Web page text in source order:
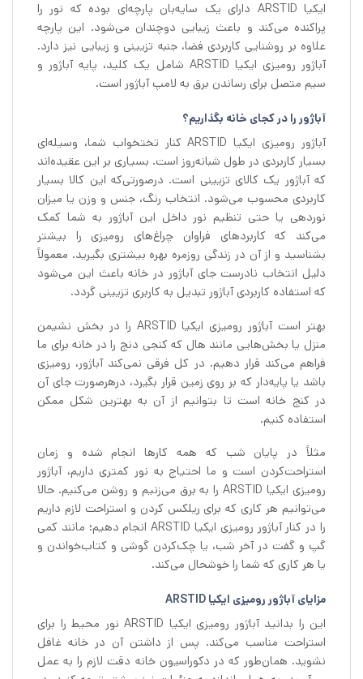
ایکیا ARSTID دارای یک سایه‌بان پارچه‌ای بوده که نور را
پراکنده می‌کند و باعث زیبایی دوچندان می‌شود. این پارچه
علاوه بر روشنایی کاربردی فضا، جنبه تزیینی و زیبایی نیز دارد.
آباژور رومیزی ایکیا ARSTID شامل یک کلید، پایه آباژور و
سیم متصل برای رساندن برق به لامپ آباژور است.
آباژور را در کجای خانه بگذاریم؟
آباژور رومیزی ایکیا ARSTID کنار تختخواب شما، وسیله‌ای
بسیار کاربردی در طول شبانه‌روز است. بسیاری بر این عقیده‌اند
که آباژور یک کالای تزیینی است. درصورتی‌که این کالا بسیار
کاربردی محسوب می‌شود. انتخاب رنگ، جنس و وزن یا میزان
نوردهی یا حتی تنظیم نور داخل این آباژور به شما کمک
می‌کند که کاربردهای فراوان چراغ‌های رومیزی را بیشتر
بشناسید و از آن در زندگی روزمره بهره بیشتری بگیرید. معمولاً
دلیل انتخاب نادرست جای آباژور در خانه باعث این می‌شود
که استفاده کاربردی آباژور تبدیل به کاربری تزیینی گردد.
بهتر است آباژور رومیزی ایکیا ARSTID را در بخش نشیمن
منزل یا بخش‌هایی مانند هال که کنجی دنج را در خانه برای ما
فراهم می‌کند قرار دهیم. در کل فرقی نمی‌کند آباژور، رومیزی
باشد یا پایه‌دار که بر روی زمین قرار بگیرد، درهرصورت جای آن
در کنج خانه است تا بتوانیم از آن به بهترین شکل ممکن
استفاده کنیم.
مثلاً در پایان شب که همه کارها انجام شده و زمان
استراحت‌کردن است و ما احتیاج به نور کمتری داریم، آباژور
رومیزی ایکیا ARSTID را به برق می‌زنیم و روشن می‌کنیم. حالا
می‌توانیم هر کاری که برای ریلکس کردن و استراحت لازم داریم
را در کنار آباژور رومیزی ایکیا ARSTID انجام دهیم؛ مانند کمی
گپ و گفت در آخر شب، یا چک‌کردن گوشی و کتاب‌خواندن و
یا هر کاری که شما را خوشحال می‌کند.
مزایای آباژور رومیزی ایکیا ARSTID
این را بدانید آباژور رومیزی ایکیا ARSTID نور محیط را برای
استراحت مناسب می‌کند. پس از داشتن آن در خانه غافل
نشوید. همان‌طور که در دکوراسیون خانه دقت لازم را به عمل